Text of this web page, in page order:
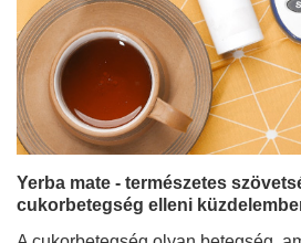
Yerba mate - természetes
cukorbetegség elleni